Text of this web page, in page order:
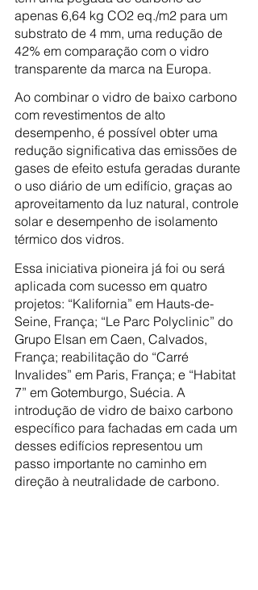
apenas 6,64 kg CO2 eq./m2 para um
substrato de 4 mm, uma redução de
42% em comparação com o vidro
transparente da marca na Europa.
Ao combinar o vidro de baixo carbono
com revestimentos de alto
desempenho, é possível obter uma
redução significativa das emissões de
gases de efeito estufa geradas durante
o uso diário de um edifício, graças ao
aproveitamento da luz natural, controle
solar e desempenho de isolamento
térmico dos vidros.
Essa iniciativa pioneira já foi ou será
aplicada com sucesso em quatro
projetos: “Kalifornia” em Hauts-de-
Seine, França; “Le Parc Polyclinic” do
Grupo Elsan em Caen, Calvados,
França; reabilitação do “Carré
Invalides” em Paris, França; e “Habitat
7” em Gotemburgo, Suécia. A
introdução de vidro de baixo carbono
específico para fachadas em cada um
desses edifícios representou um
passo importante no caminho em
direção à neutralidade de carbono.